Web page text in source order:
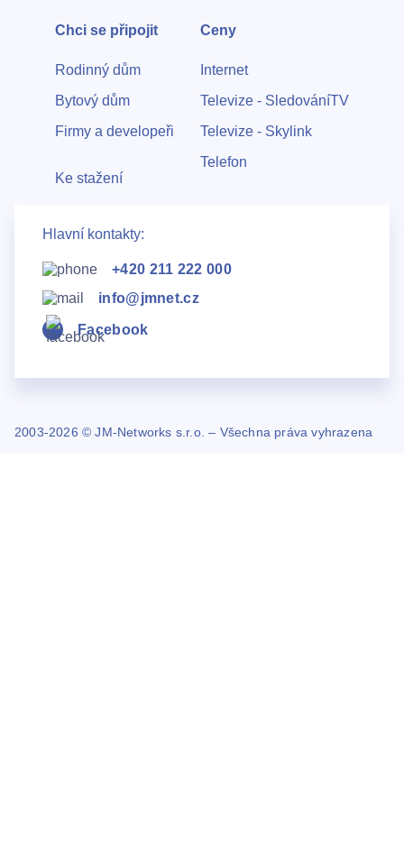
Chci se připojit
Rodinný dům
Bytový dům
Firmy a developeři
Ke stažení
Ceny
Internet
Televize - SledováníTV
Televize - Skylink
Telefon
Hlavní kontakty:
+420 211 222 000
info@jmnet.cz
Facebook
2003-2026 © JM-Networks s.r.o. – Všechna práva vyhrazena